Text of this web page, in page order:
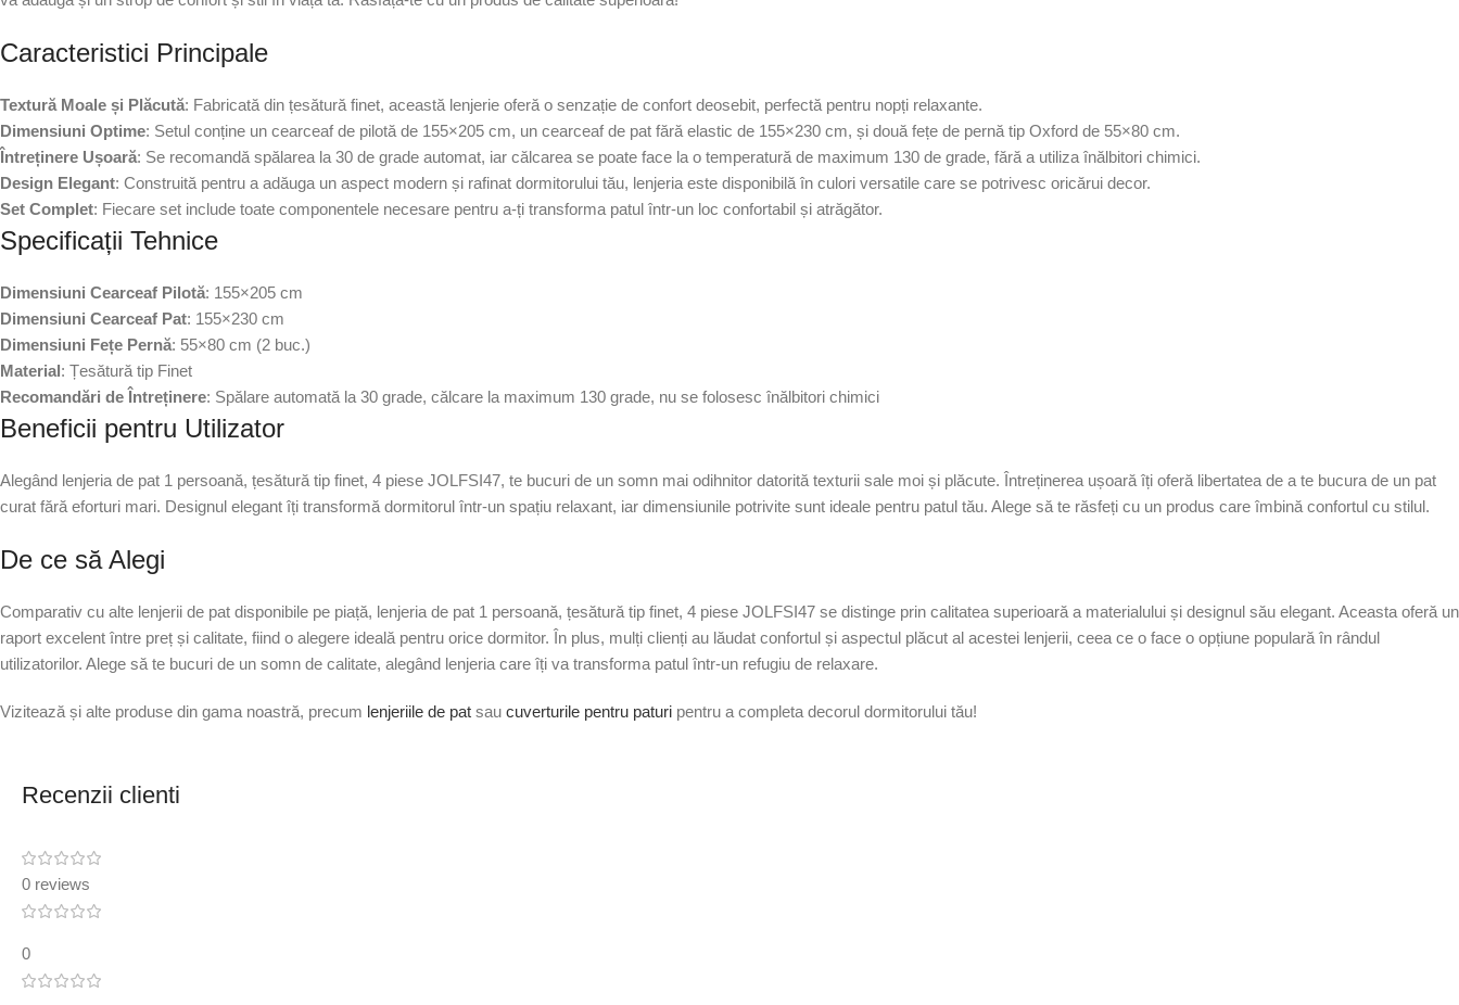
Caracteristici Principale
Textură Moale și Plăcută: Fabricată din țesătură finet, această lenjerie oferă o senzație de confort deosebit, perfectă pentru nopți relaxante.
Dimensiuni Optime: Setul conține un cearceaf de pilotă de 155×205 cm, un cearceaf de pat fără elastic de 155×230 cm, și două fețe de pernă tip Oxford de 55×80 cm.
Întreținere Ușoară: Se recomandă spălarea la 30 de grade automat, iar călcarea se poate face la o temperatură de maximum 130 de grade, fără a utiliza înălbitori chimici.
Design Elegant: Construită pentru a adăuga un aspect modern și rafinat dormitorului tău, lenjeria este disponibilă în culori versatile care se potrivesc oricărui decor.
Set Complet: Fiecare set include toate componentele necesare pentru a-ți transforma patul într-un loc confortabil și atrăgător.
Specificații Tehnice
Dimensiuni Cearceaf Pilotă: 155×205 cm
Dimensiuni Cearceaf Pat: 155×230 cm
Dimensiuni Fețe Pernă: 55×80 cm (2 buc.)
Material: Țesătură tip Finet
Recomandări de Întreținere: Spălare automată la 30 grade, călcare la maximum 130 grade, nu se folosesc înălbitori chimici
Beneficii pentru Utilizator
Alegând lenjeria de pat 1 persoană, țesătură tip finet, 4 piese JOLFSI47, te bucuri de un somn mai odihnitor datorită texturii sale moi și plăcute. Întreținerea ușoară îți oferă libertatea de a te bucura de un pat
curat fără eforturi mari. Designul elegant îți transformă dormitorul într-un spațiu relaxant, iar dimensiunile potrivite sunt ideale pentru patul tău. Alege să te răsfeți cu un produs care îmbină confortul cu stilul.
De ce să Alegi
Comparativ cu alte lenjerii de pat disponibile pe piață, lenjeria de pat 1 persoană, țesătură tip finet, 4 piese JOLFSI47 se distinge prin calitatea superioară a materialului și designul său elegant. Aceasta oferă un
raport excelent între preț și calitate, fiind o alegere ideală pentru orice dormitor. În plus, mulți clienți au lăudat confortul și aspectul plăcut al acestei lenjerii, ceea ce o face o opțiune populară în rândul
utilizatorilor. Alege să te bucuri de un somn de calitate, alegând lenjeria care îți va transforma patul într-un refugiu de relaxare.
Vizitează și alte produse din gama noastră, precum lenjeriile de pat sau cuverturile pentru paturi pentru a completa decorul dormitorului tău!
Recenzii clienti
0 reviews
0